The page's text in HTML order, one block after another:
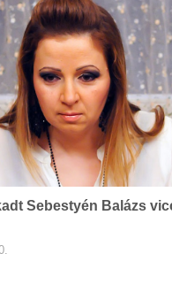
Sebestyén Balázs